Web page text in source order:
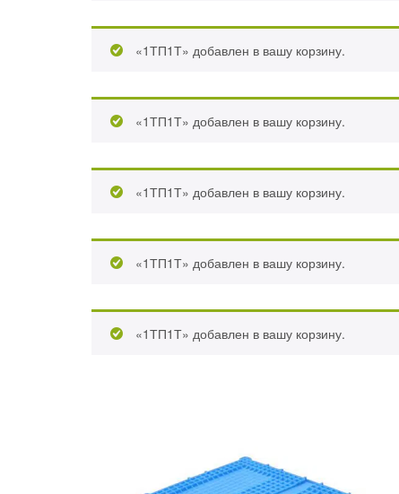
«1ТП1Т» добавлен в вашу корзину.
«1ТП1Т» добавлен в вашу корзину.
«1ТП1Т» добавлен в вашу корзину.
«1ТП1Т» добавлен в вашу корзину.
«1ТП1Т» добавлен в вашу корзину.